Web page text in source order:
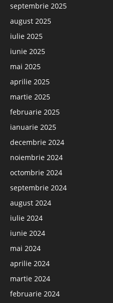
septembrie 2025
august 2025
iulie 2025
iunie 2025
mai 2025
aprilie 2025
martie 2025
februarie 2025
ianuarie 2025
decembrie 2024
noiembrie 2024
octombrie 2024
septembrie 2024
august 2024
iulie 2024
iunie 2024
mai 2024
aprilie 2024
martie 2024
februarie 2024